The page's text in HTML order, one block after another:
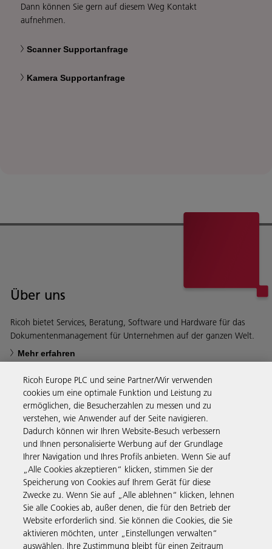
Dann können Sie gern auf diesem Weg Kontakt
aufnehmen.
Scanner Supportanfrage
Kamera Supportanfrage
Über uns
Ricoh bietet Services, Beratung, Software und Hardware für das
Dokumentenmanagement für Unternehmen auf der ganzen Welt.
Mehr erfahren
Business Solutions
Produkte & Services
Support & Kontakt
Informationen
Ricoh Europe PLC und seine Partner/Wir verwenden
cookies um eine optimale Funktion und Leistung zu
ermöglichen, die Besucherzahlen zu messen und zu
verstehen, wie Anwender auf der Seite navigieren.
Dadurch können wir Ihren Website-Besuch verbessern
und Ihnen personalisierte Werbung auf der Grundlage
Ihrer Navigation und Ihres Profils anbieten. Wenn Sie auf
„Alle Cookies akzeptieren“ klicken, stimmen Sie der
Speicherung von Cookies auf Ihrem Gerät für diese
Zwecke zu. Wenn Sie auf „Alle ablehnen“ klicken, lehnen
Sie alle Cookies ab, außer denen, die für den Betrieb der
Website erforderlich sind. Sie können die Cookies, die Sie
aktivieren möchten, unter „Einstellungen verwalten“
auswählen. Ihre Zustimmung bleibt für einen Zeitraum